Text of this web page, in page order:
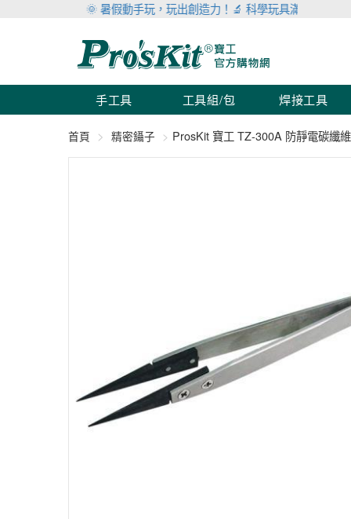
🌞 暑假動手玩，玩出創造力！🔬 科學玩具滿999折100 🛠
手工具 工具組/包 焊接工具
首頁 精密鑷子 ProsKit 寶工 TZ-300A 防靜電碳纖